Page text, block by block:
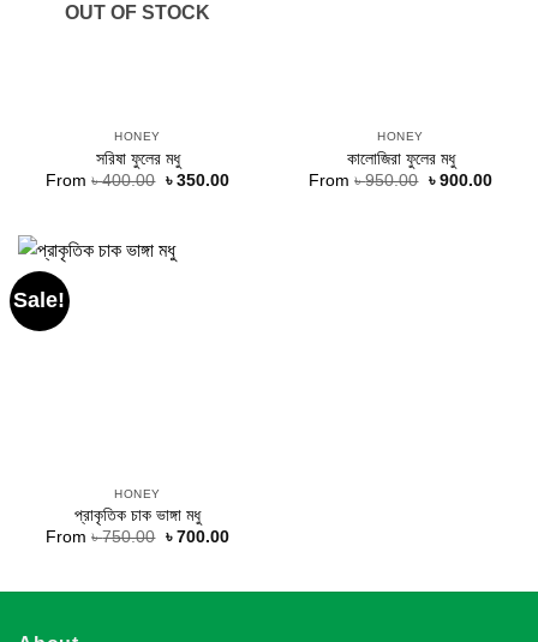
OUT OF STOCK
HONEY
সরিষা ফুলের মধু
From ৳400.00 Original
৳ 350.00Current
HONEY
কালোজিরা ফুলের মধু
From ৳950.00 Original
৳ 900.00
Sale!
HONEY
প্রাকৃতিক চাক ভাঙ্গা মধু
From ৳750.00 Original
৳ 700.00Current